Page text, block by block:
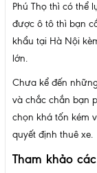
Phú Thọ thì có thể
được ô tô thì bạn
khẩu tại Hà Nội
lớn.
Chưa kể đến
và chắc chắn bạn
chọn khá tốn kém
quyết định thuê xe.
Tham khảo